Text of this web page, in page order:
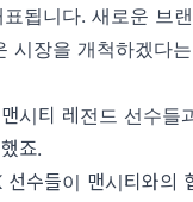
됩니다. 새로운 브
시장을 개척하겠다
시티 레전드 선수들
죠.
수들이 맨시티와의